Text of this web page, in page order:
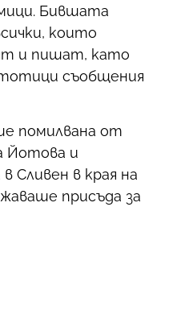
Бившата
които
и пишат, като
съобщения
помилвана от
Йотова и
Сливен в края на
присъда за